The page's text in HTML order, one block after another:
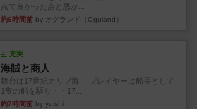
点で良かった点と悪か...
約6時間前 by オグランド（Oguland）
充実
海賊と商人
舞台は17世紀カリブ海！ プレイヤーは船長として
1隻の船を駆り・・17...
約7時間前 by yuishi